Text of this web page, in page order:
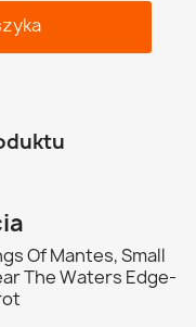
Of Mantes, Small
The Waters Edge-